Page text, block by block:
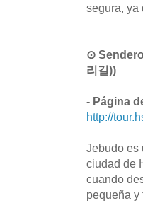
segura, ya
⊙
리길))
- Página
http://
Jebudo es
ciudad de
cuando
pequeña y